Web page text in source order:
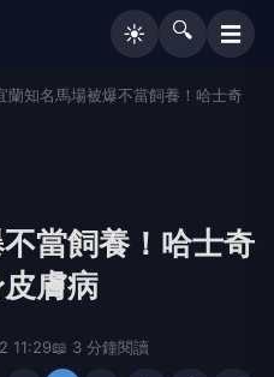
☀️ 🔍 ☰
蘭知名馬場被爆不當飼養！哈士奇
當飼養！哈士奇
膚病
11:29📖 3 分鐘閱讀